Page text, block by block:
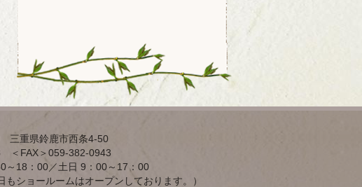
三重県鈴鹿市西条4-50
＜FAX＞059-382-0943
～18：00／土日 9：00～17：00
もショールームはオープンしております。）